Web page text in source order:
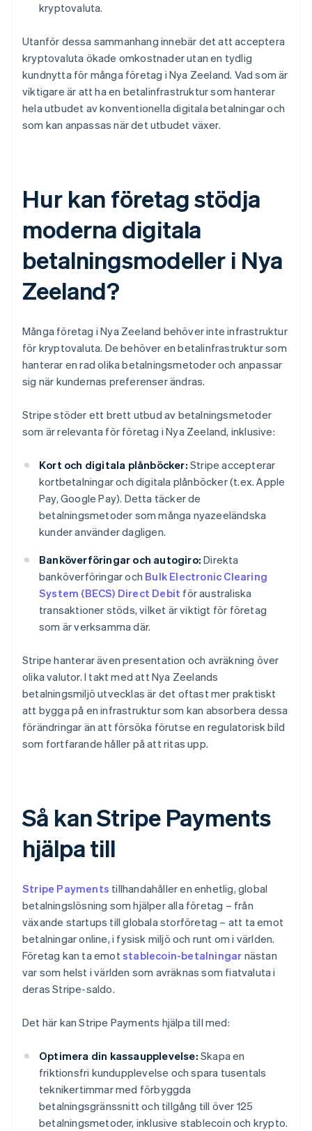
kryptovaluta.
Utanför dessa sammanhang innebär det att acceptera
kryptovaluta ökade omkostnader utan en tydlig
kundnytta för många företag i Nya Zeeland. Vad som är
viktigare är att ha en betalinfrastruktur som hanterar
hela utbudet av konventionella digitala betalningar och
som kan anpassas när det utbudet växer.
Hur kan företag stödja
moderna digitala
betalningsmodeller i Nya
Zeeland?
Många företag i Nya Zeeland behöver inte infrastruktur
för kryptovaluta. De behöver en betalinfrastruktur som
hanterar en rad olika betalningsmetoder och anpassar
sig när kundernas preferenser ändras.
Stripe stöder ett brett utbud av betalningsmetoder
som är relevanta för företag i Nya Zeeland, inklusive:
Kort och digitala plånböcker: Stripe accepterar
kortbetalningar och digitala plånböcker (t.ex. Apple
Pay, Google Pay). Detta täcker de
betalningsmetoder som många nyazeeländska
kunder använder dagligen.
Banköverföringar och autogiro: Direkta
banköverföringar och Bulk Electronic Clearing
System (BECS) Direct Debit för australiska
transaktioner stöds, vilket är viktigt för företag
som är verksamma där.
Stripe hanterar även presentation och avräkning över
olika valutor. I takt med att Nya Zeelands
betalningsmiljö utvecklas är det oftast mer praktiskt
att bygga på en infrastruktur som kan absorbera dessa
förändringar än att försöka förutse en regulatorisk bild
som fortfarande håller på att ritas upp.
Så kan Stripe Payments
hjälpa till
Stripe Payments tillhandahåller en enhetlig, global
betalningslösning som hjälper alla företag – från
växande startups till globala storföretag – att ta emot
betalningar online, i fysisk miljö och runt om i världen.
Företag kan ta emotstablecoin-betalningar nästan
var som helst i världen som avräknas som fiatvaluta i
deras Stripe-saldo.
Det här kan Stripe Payments hjälpa till med:
Optimera din kassaupplevelse: Skapa en
friktionsfri kundupplevelse och spara tusentals
teknikertimmar med förbyggda
betalningsgränssnitt och tillgång till över 125
betalningsmetoder, inklusive stablecoin och krypto.